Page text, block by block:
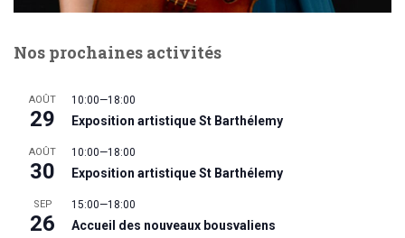
Nos prochaines activités
AOÛT
29
10:00—18:00
Exposition artistique St Barthélemy
AOÛT
30
10:00—18:00
Exposition artistique St Barthélemy
SEP
26
15:00—18:00
Accueil des nouveaux bousvaliens